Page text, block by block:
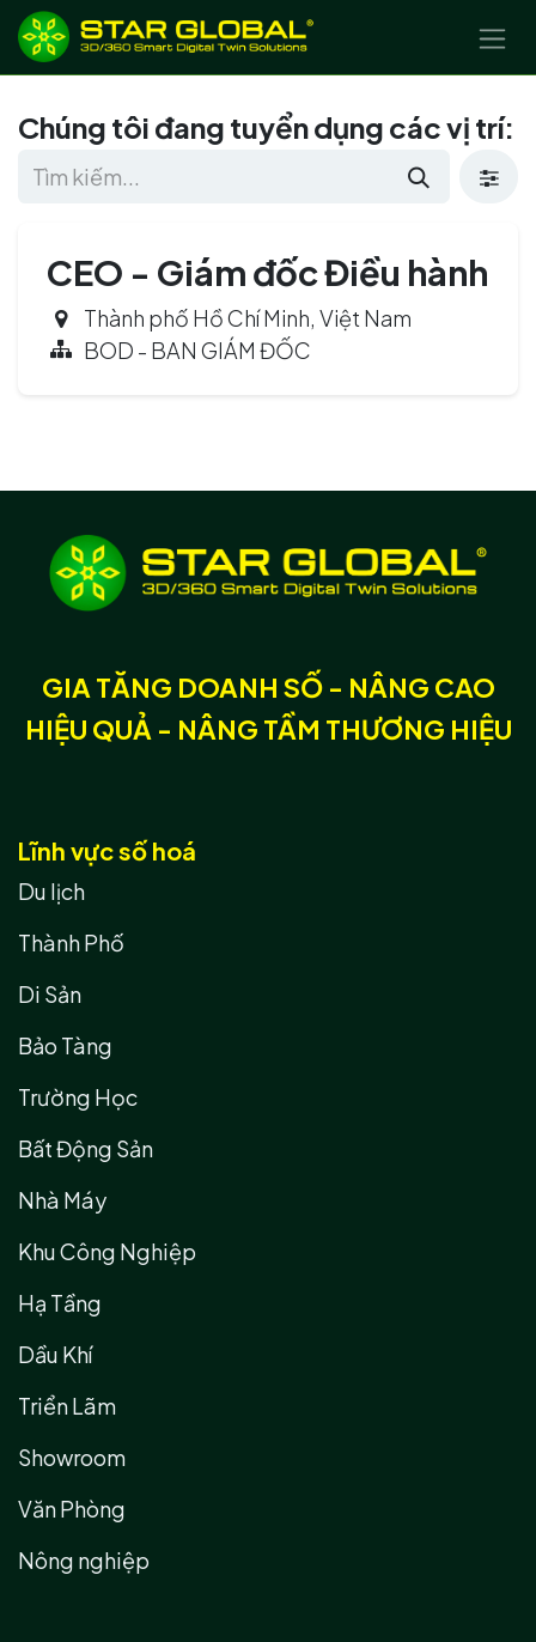
BỎ QUA ĐỂ ĐẾN NỘI DUNG
Chúng tôi đang tuyển dụng các vị trí:
CEO - Giám đốc Điều hành
Thành phố Hồ Chí Minh,Việt Nam
BOD - BAN GIÁM ĐỐC
GIA TĂNG DOANH SỐ - NÂNG CAO
HIỆU QUẢ - NÂNG TẦM THƯƠNG HIỆU
Lĩnh vực số hoá
Du lịch
Thành Phố
Di Sản
Bảo Tàng
Trường Học
Bất Động Sản
Nhà Máy
Khu Công Nghiệp
Hạ Tầng
Dầu Khí
Triển Lãm
Showroom
Văn Phòng
Nông nghiệp